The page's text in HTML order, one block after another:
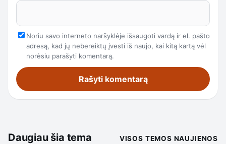
Noriu savo interneto naršyklėje išsaugoti vardą ir el. pašto
adresą, kad jų nebereiktų įvesti iš naujo, kai kitą kartą vėl
norėsiu parašyti komentarą.
Daugiau šia tema VISOS TEMOS NAUJIENOS